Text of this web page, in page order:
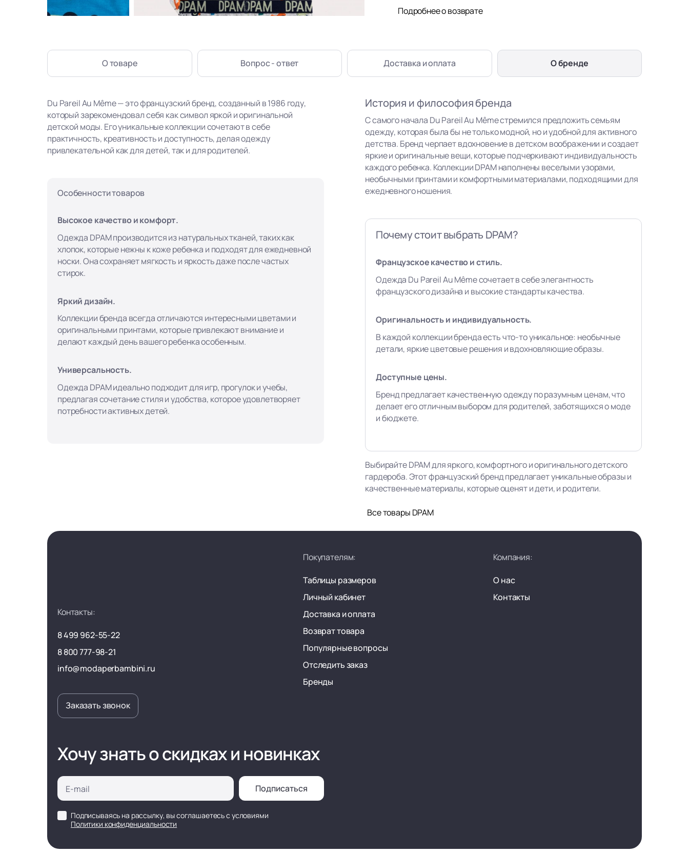
Подробнее о возврате
О товаре Вопрос - ответ Доставка и оплата О бренде
Du Pareil Au Même — это французский бренд, созданный в 1986 году,
который зарекомендовал себя как символ яркой и оригинальной
детской моды. Его уникальные коллекции сочетают в себе
практичность, креативность и доступность, делая одежду
привлекательной как для детей, так и для родителей.
Особенности товаров
Высокое качество и комфорт.
Одежда DPAM производится из натуральных тканей, таких как
хлопок, которые нежны к коже ребенка и подходят для ежедневной
носки. Она сохраняет мягкость и яркость даже после частых
стирок.
Яркий дизайн.
Коллекции бренда всегда отличаются интересными цветами и
оригинальными принтами, которые привлекают внимание и
делают каждый день вашего ребенка особенным.
Универсальность.
Одежда DPAM идеально подходит для игр, прогулок и учебы,
предлагая сочетание стиля и удобства, которое удовлетворяет
потребности активных детей.
История и философия бренда
С самого начала Du Pareil Au Même стремился предложить семьям
одежду, которая была бы не только модной, но и удобной для активного
детства. Бренд черпает вдохновение в детском воображении и создает
яркие и оригинальные вещи, которые подчеркивают индивидуальность
каждого ребенка. Коллекции DPAM наполнены веселыми узорами,
необычными принтами и комфортными материалами, подходящими для
ежедневного ношения.
Почему стоит выбрать DPAM?
Французское качество и стиль.
Одежда Du Pareil Au Même сочетает в себе элегантность
французского дизайна и высокие стандарты качества.
Оригинальность и индивидуальность.
В каждой коллекции бренда есть что-то уникальное: необычные
детали, яркие цветовые решения и вдохновляющие образы.
Доступные цены.
Бренд предлагает качественную одежду по разумным ценам, что
делает его отличным выбором для родителей, заботящихся о моде
и бюджете.
Выбирайте DPAM для яркого, комфортного и оригинального детского
гардероба. Этот французский бренд предлагает уникальные образы и
качественные материалы, которые оценят и дети, и родители.
Все товары DPAM
Контакты:
8 499 962-55-22
8 800 777-98-21
info@modaperbambini.ru
Заказать звонок
Покупателям:
Таблицы размеров
Личный кабинет
Доставка и оплата
Возврат товара
Популярные вопросы
Отследить заказ
Бренды
Компания:
О нас
Контакты
Хочу знать о скидках и новинках
Подписаться
Подписываясь на рассылку, вы соглашаетесь с условиями
Политики конфиденциальности